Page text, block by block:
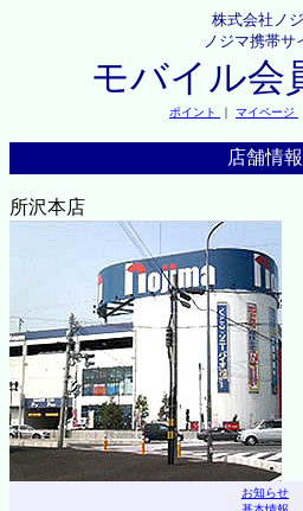
株式会社ノ
ノジマ携帯サ
モバイル会
ポイント ｜ マイページ
店舗情報
所沢本店
お知らせ